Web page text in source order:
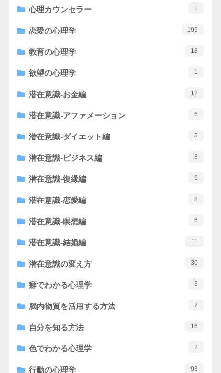
心理カウンセラー 1
恋愛の心理学 196
教育の心理学 18
欲望の心理学 1
潜在意識-お金編 12
潜在意識-アファメーション 6
潜在意識-ダイエット編 5
潜在意識-ビジネス編 8
潜在意識-復縁編 6
潜在意識-恋愛編 8
潜在意識-瞑想編 6
潜在意識-結婚編 11
潜在意識の変え方 30
癖でわかる心理学 3
脳内物質を活用する方法 7
自分を知る方法 16
色でわかる心理学 2
行動の心理学 93